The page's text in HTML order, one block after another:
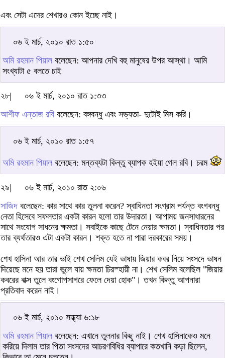
এবং সেটা এদের শেখারও কোন ইচ্ছে নাই।
০৬ ই মার্চ, ২০১০ রাত ১:৫০
অমি রহমান পিয়াল বলেছেন: আপনার দেখি বহু মানুষের উপর আস্থা। আমি
সংখ্যাটা ৫ বলতে চাই
২৮|
০৬ ই মার্চ, ২০১০ রাত ১:৩৩
আশীফ এন্তাজ রবি বলেছেন: বঙ্গবন্ধু এবং সভ্যতা- দুটোই মিস করি।
০৬ ই মার্চ, ২০১০ রাত ১:৫৭
অমি রহমান পিয়াল বলেছেন: মন্তব্যটা কিন্তু ব্যাপক হইয়া গেল রবি। চরম
২৯|
০৬ ই মার্চ, ২০১০ রাত ২:০৬
সাজিদ বলেছেন: কার সাথে কার তুলনা করেন? স্বাধিনতা সংগ্রাম পর্যন্ত বংগবন্ধু
নেতা হিসেবে সফলতার একটা কারন হলো তার উদারতা। আপাময় জনসাধারনের
সাথে সংযোগ সাধনের ক্ষমতা। সবাইকে কাছে টেনে নেয়ার ক্ষমতা। স্বাধিনতার পর
তার ব্যর্থতারও এটা একটা কারন। শক্ত হতে না পারা দরকারের সময়।
শেখ হাসিনা আর তার ভাই শেখ সেলিম যেই ভাষায় জিয়ার কবর নিয়ে সংসদে ভাষন
দিয়েছে মনে হয় তারা ভুলে যায় ক্ষমতা চিরস্হায়ী না। শেখ সেলিম বলেছিল "জিয়ার
কবরের বাক্স তুলে বংগোপসাগরে ফেলে দেয়া হোক"। তখন কিন্তু আপনারা
প্রতিবাদ করেন নাই।
০৬ ই মার্চ, ২০১০ সন্ধ্যা ৬:১৮
অমি রহমান পিয়াল বলেছেন: এখানে তুলনার কিছু নাই। শেখ হাসিনাকেও মনে
করিয়ে দিলাম তার পিতা সংসদের আচরণবিধির ব্যাপারে কতখানি কড়া ছিলেন,